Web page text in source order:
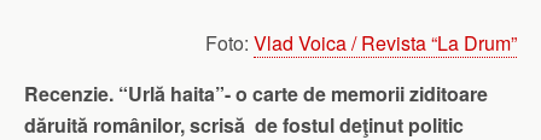
Foto: Vlad Voica / Revista “La Drum”
Recenzie. “Urlă haita”- o carte de memorii ziditoare
dăruită românilor, scrisă de fostul deţinut politic